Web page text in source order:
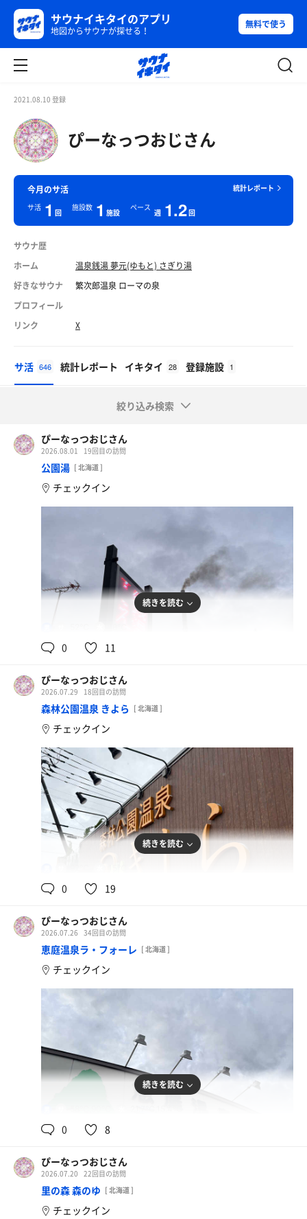
サウナイキタイのアプリ
地図からサウナが探せる！
無料で使う
2021.08.10 登録
ぴーなっつおじさん
統計レポート
今月のサ活
サ活 1 回
施設数 1 施設
ペース
週 1.2回
サウナ歴
ホーム
温泉銭湯 夢元(ゆもと) さぎり湯
好きなサウナ
繁次郎温泉 ローマの泉
プロフィール
リンク
X
サ活 646 統計レポート イキタイ 28 登録施設 1
絞り込み検索
ぴーなっつおじさん
2026.08.01 19回目の訪問
公園湯 [ 北海道 ]
チェックイン
続きを読む
0 11
ぴーなっつおじさん
2026.07.29 18回目の訪問
森林公園温泉 きよら [ 北海道 ]
チェックイン
続きを読む
0 19
ぴーなっつおじさん
2026.07.26 34回目の訪問
恵庭温泉ラ・フォーレ [ 北海道 ]
チェックイン
続きを読む
0 8
ぴーなっつおじさん
2026.07.20 22回目の訪問
里の森 森のゆ [ 北海道 ]
チェックイン